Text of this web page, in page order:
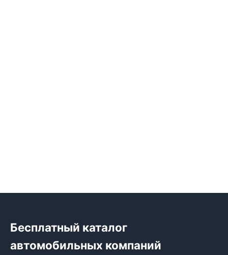
Бесплатный каталог
автомобильных компаний